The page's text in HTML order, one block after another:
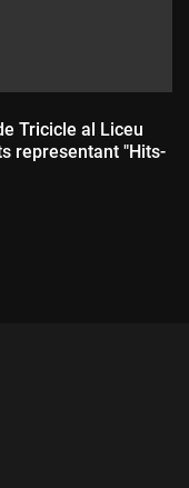
Tricicle al Liceu
representant "Hits-